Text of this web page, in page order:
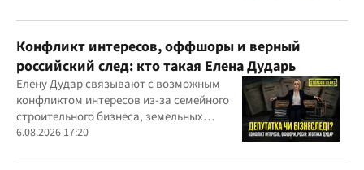
Конфликт интересов, оффшоры и верный
российский след: кто такая Елена Дударь
Елену Дудар связывают с возможным
конфликтом интересов из-за семейного
строительного бизнеса, земельных
скандалов, судебных дел
6.08.2026 17:20